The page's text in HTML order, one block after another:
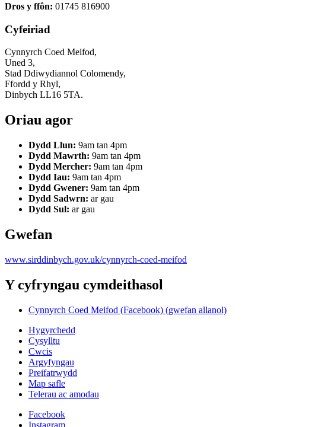
Dros y ffôn: 01745 816900
Cyfeiriad
Cynnyrch Coed Meifod,
Uned 3,
Stad Ddiwydiannol Colomendy,
Ffordd y Rhyl,
Dinbych LL16 5TA.
Oriau agor
Dydd Llun: 9am tan 4pm
Dydd Mawrth: 9am tan 4pm
Dydd Mercher: 9am tan 4pm
Dydd Iau: 9am tan 4pm
Dydd Gwener: 9am tan 4pm
Dydd Sadwrn: ar gau
Dydd Sul: ar gau
Gwefan
www.sirddinbych.gov.uk/cynnyrch-coed-meifod
Y cyfryngau cymdeithasol
Cynnyrch Coed Meifod (Facebook) (gwefan allanol)
Hygyrchedd
Cysylltu
Cwcis
Argyfyngau
Preifatrwydd
Map safle
Telerau ac amodau
Facebook
Instagram